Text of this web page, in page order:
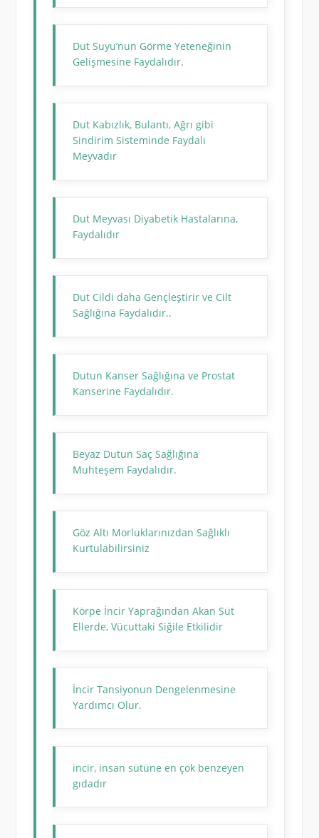
Dut Suyu’nun Görme Yeteneğinin
Gelişmesine Faydalıdır.
Dut Kabızlık, Bulantı, Ağrı gibi
Sindirim Sisteminde Faydalı
Meyvadır
Dut Meyvası Diyabetik Hastalarına,
Faydalıdır
Dut Cildi daha Gençleştirir ve Cilt
Sağlığına Faydalıdır..
Dutun Kanser Sağlığına ve Prostat
Kanserine Faydalıdır.
Beyaz Dutun Saç Sağlığına
Muhteşem Faydalıdır.
Göz Altı Morluklarınızdan Sağlıklı
Kurtulabilirsiniz
Körpe İncir Yaprağından Akan Süt
Ellerde, Vücuttaki Siğile Etkilidir
İncir Tansiyonun Dengelenmesine
Yardımcı Olur.
incir, insan sütüne en çok benzeyen
gıdadır